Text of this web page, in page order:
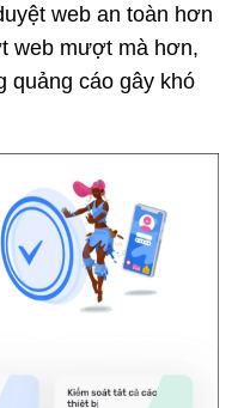
web an toàn hơn
web mượt mà hơn,
quảng cáo gây khó